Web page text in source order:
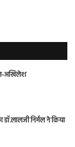
अखिलेश
निर्मल ने किया